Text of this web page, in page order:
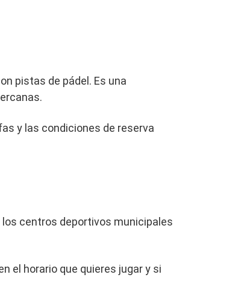
pistas de pádel. Es una
y las condiciones de reserva
los centros deportivos municipales
el horario que quieres jugar y si